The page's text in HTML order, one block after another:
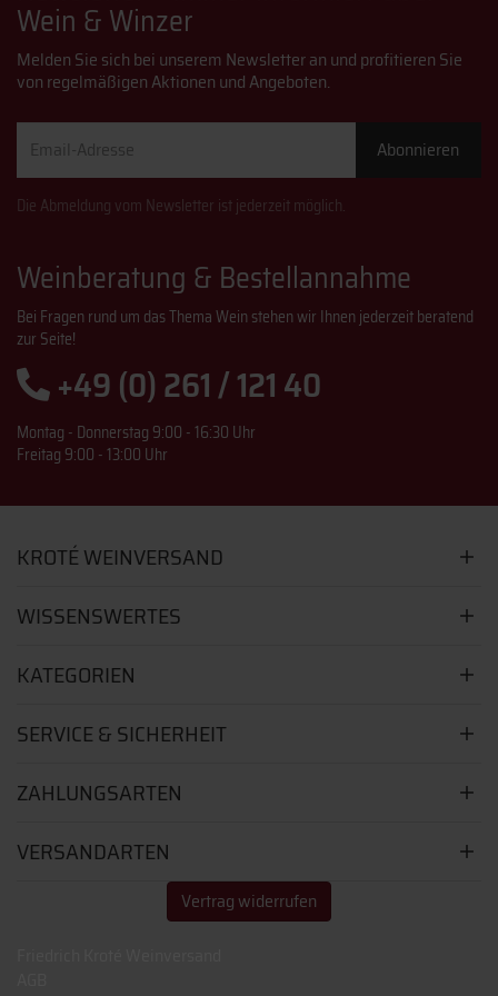
Wein & Winzer
Melden Sie sich bei unserem Newsletter an und profitieren Sie
von regelmäßigen Aktionen und Angeboten.
Adresse
Abonnieren
Die Abmeldung vom Newsletter ist jederzeit möglich.
Weinberatung & Bestellannahme
Bei Fragen rund um das Thema Wein stehen wir Ihnen jederzeit beratend
zur Seite!
+49 (0) 261 / 121 40
Montag - Donnerstag 9:00 - 16:30 Uhr
Freitag 9:00 - 13:00 Uhr
KROTÉ WEINVERSAND
WISSENSWERTES
KATEGORIEN
SERVICE & SICHERHEIT
ZAHLUNGSARTEN
VERSANDARTEN
Vertrag widerrufen